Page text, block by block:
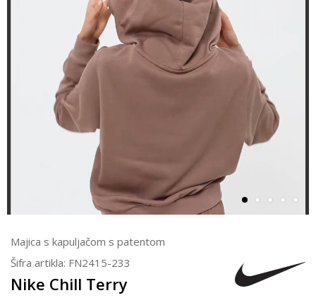
Majica s kapuljačom s patentom
Šifra artikla: FN2415-233
Nike Chill Terry